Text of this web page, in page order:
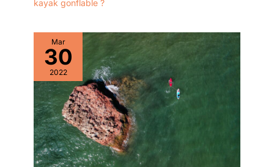
kayak gonflable ?
Mar
30
2022